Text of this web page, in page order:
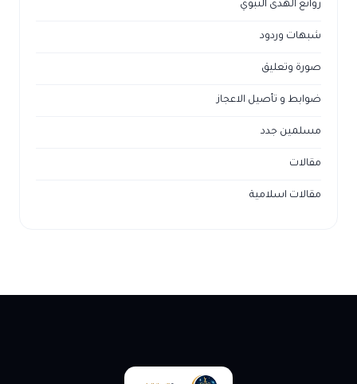
روائع الهدى النبوي
شبهات وردود
صورة وتعليق
ضوابط و تأصيل الاعجاز
مسلمين جدد
مقالات
مقالات اسلامية